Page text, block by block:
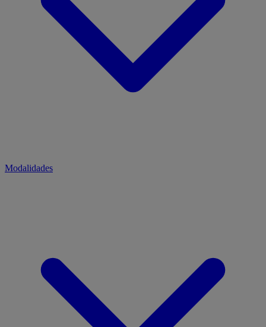
Modalidades